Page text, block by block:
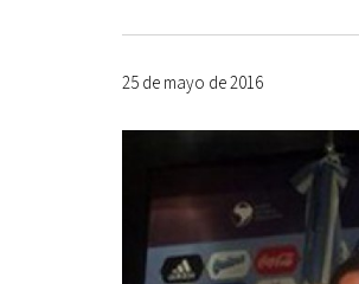
25 de mayo de 2016